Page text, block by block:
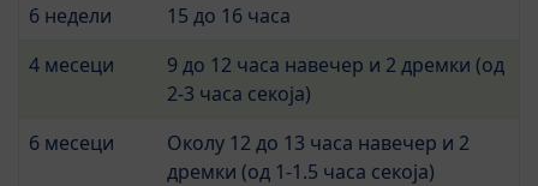
6 недели
15 до 16 часа
4 месеци
9 до 12 часа навечер и 2 дремки (од
2-3 часа секоја)
6 месеци
Околу 12 до 13 часа навечер и 2
дремки (од 1-1.5 часа секоја)